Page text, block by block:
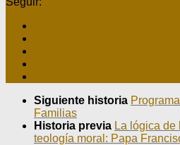
Siguiente historia
Familias
Historia previa La lógica de
teología moral: Papa